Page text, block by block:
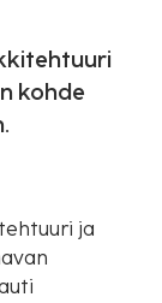
kohde
ja